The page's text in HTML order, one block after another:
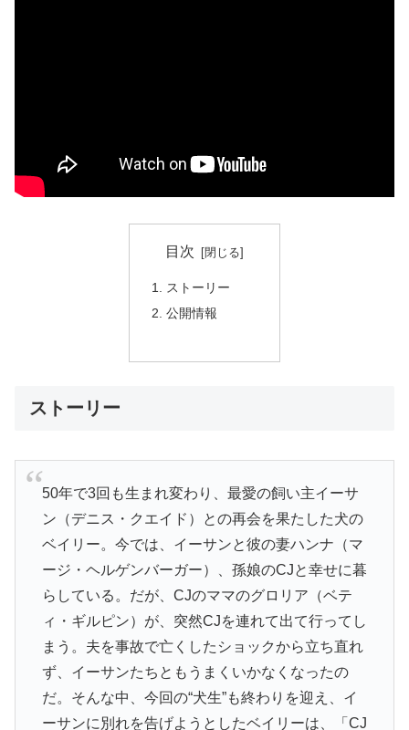
目次
ストーリー
公開情報
ストーリー
50年で3回も生まれ変わり、最愛の飼い主イーサ
ン（デニス・クエイド）との再会を果たした犬の
ベイリー。今では、イーサンと彼の妻ハンナ（マ
ージ・ヘルゲンバーガー）、孫娘のCJと幸せに暮
らしている。だが、CJのママのグロリア（ベテ
ィ・ギルピン）が、突然CJを連れて出て行ってし
まう。夫を事故で亡くしたショックから立ち直れ
ず、イーサンたちともうまくいかなくなったの
だ。そんな中、今回の“犬生”も終わりを迎え、イ
ーサンに別れを告げようとしたベイリーは、「CJ